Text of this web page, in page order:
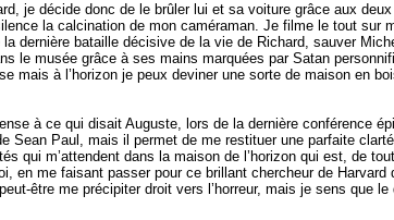
je décide donc de le brûler lui et sa voiture grâce aux
la calcination de mon caméraman. Je filme le tout sur
dernière bataille décisive de la vie de Richard, sauver
le musée grâce à ses mains marquées par Satan
mais à l’horizon je peux deviner une sorte de maison en
à ce qui disait Auguste, lors de la dernière conférence
Sean Paul, mais il permet de me restituer une parfaite
qui m’attendent dans la maison de l’horizon qui est, de
en me faisant passer pour ce brillant chercheur de
être me précipiter droit vers l’horreur, mais je sens que